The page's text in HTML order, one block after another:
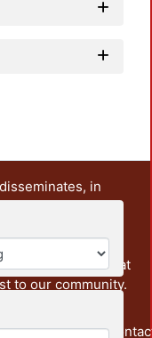
in
and research
includes some
from the
institutions that
to our community.